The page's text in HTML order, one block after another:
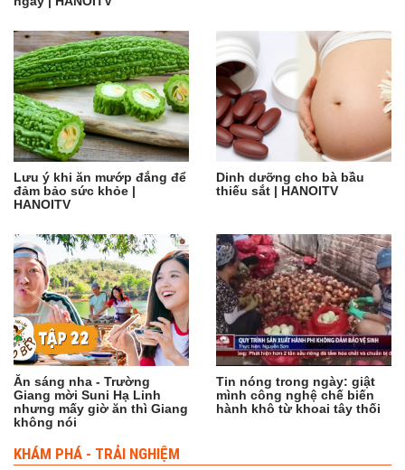
Lưu ý khi ăn mướp đắng để
đảm bảo sức khỏe |
HANOITV
Dinh dưỡng cho bà bầu
thiếu sắt | HANOITV
Ăn sáng nha - Trường
Giang mời Suni Hạ Linh
nhưng mấy giờ ăn thì Giang
không nói
Tin nóng trong ngày: giật
mình công nghệ chế biến
hành khô từ khoai tây thối
KHÁM PHÁ - TRẢI NGHIỆM